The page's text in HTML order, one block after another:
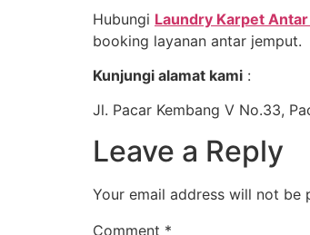
Hubungi Laundry Karpet
booking layanan antar jemput.
Kunjungi alamat kami :
Jl. Pacar Kembang V No.33,
Leave a Reply
Your email address will not be
Comment *